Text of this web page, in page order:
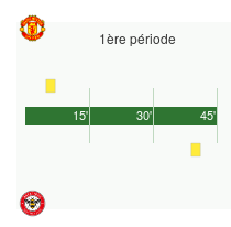
1ère période
45'
15' 30'